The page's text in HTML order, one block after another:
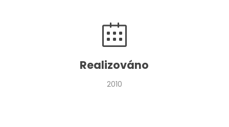
Realizováno
2010